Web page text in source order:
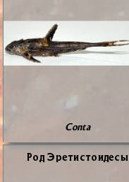
Conta
Род Эре­ти­сто­и­де­сы